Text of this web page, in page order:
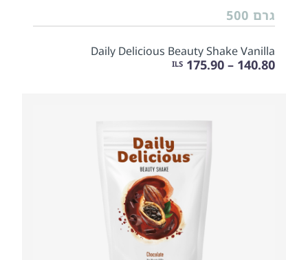
גרם 500
Daily Delicious Beauty Shake Vanilla
140.80 – 175.90
ILS